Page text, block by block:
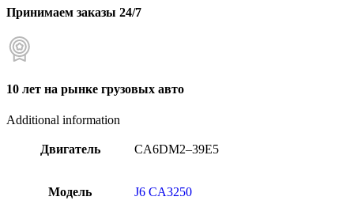
Принимаем заказы 24/7
10 лет на рынке грузовых авто
Additional information
Двигатель CA6DM2–39E5
Модель J6 CA3250